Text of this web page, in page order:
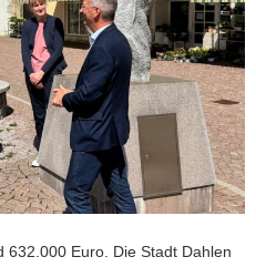
632.000 Euro. Die Stadt Dahlen